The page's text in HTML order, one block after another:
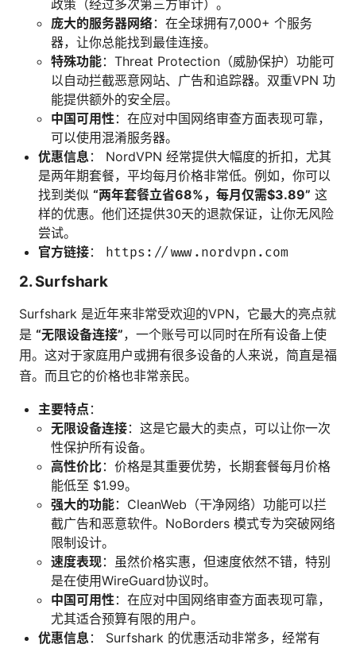
政策（经过多次第三方审计）。
庞大的服务器网络：在全球拥有7,000+ 个服务
器，让你总能找到最佳连接。
特殊功能：Threat Protection（威胁保护）功能可
以自动拦截恶意网站、广告和追踪器。双重VPN 功
能提供额外的安全层。
中国可用性：在应对中国网络审查方面表现可靠，
可以使用混淆服务器。
优惠信息： NordVPN 经常提供大幅度的折扣，尤其
是两年期套餐，平均每月价格非常低。例如，你可以
找到类似 “两年套餐立省68%，每月仅需$3.89” 这
样的优惠。他们还提供30天的退款保证，让你无风险
尝试。
官方链接： https://www.nordvpn.com
2. Surfshark
Surfshark 是近年来非常受欢迎的VPN，它最大的亮点就
是 “无限设备连接”，一个账号可以同时在所有设备上使
用。这对于家庭用户或拥有很多设备的人来说，简直是福
音。而且它的价格也非常亲民。
主要特点 ：
无限设备连接：这是它最大的卖点，可以让你一次
性保护所有设备。
高性价比：价格是其重要优势，长期套餐每月价格
能低至 $1.99。
强大的功能：CleanWeb（干净网络）功能可以拦
截广告和恶意软件。NoBorders 模式专为突破网络
限制设计。
速度表现：虽然价格实惠，但速度依然不错，特别
是在使用WireGuard协议时。
中国可用性：在应对中国网络审查方面表现可靠，
尤其适合预算有限的用户。
优惠信息： Surfshark 的优惠活动非常多，经常有